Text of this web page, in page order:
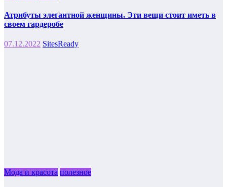
Атрибуты элегантной женщины. Эти вещи стоит иметь в
своем гардеробе
07.12.2022 SitesReady
Мода и красота полезное